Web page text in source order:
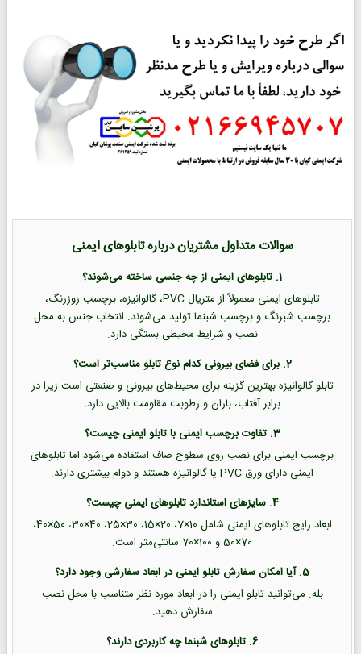
سوالات متداول مشتریان درباره تابلوهای ایمنی
1. تابلوهای ایمنی از چه جنسی ساخته می‌شوند؟
تابلوهای ایمنی معمولاً از متریال PVC، گالوانیزه، برچسب روزرنگ،
برچسب شبرنگ و برچسب شبنما تولید می‌شوند. انتخاب جنس به محل
نصب و شرایط محیطی بستگی دارد.
2. برای فضای بیرونی کدام نوع تابلو مناسب‌تر است؟
تابلو گالوانیزه بهترین گزینه برای محیط‌های بیرونی و صنعتی است زیرا در
برابر آفتاب، باران و رطوبت مقاومت بالایی دارد.
3. تفاوت برچسب ایمنی با تابلو ایمنی چیست؟
برچسب ایمنی برای نصب روی سطوح صاف استفاده می‌شود اما تابلوهای
ایمنی دارای ورق PVC یا گالوانیزه هستند و دوام بیشتری دارند.
4. سایزهای استاندارد تابلوهای ایمنی چیست؟
ابعاد رایج تابلوهای ایمنی شامل 10×7، 20×15، 30×25، 40×30، 50×40،
70×50 و 100×70 سانتی‌متر است.
5. آیا امکان سفارش تابلو ایمنی در ابعاد سفارشی وجود دارد؟
بله. می‌توانید تابلو ایمنی را در ابعاد مورد نظر متناسب با محل نصب
سفارش دهید.
6. تابلوهای شبنما چه کاربردی دارند؟